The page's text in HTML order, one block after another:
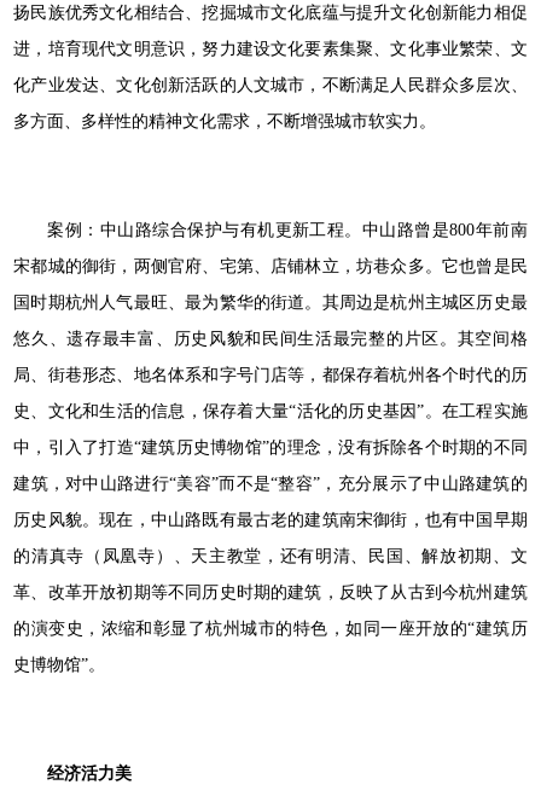
扬民族优秀文化相结合、挖掘城市文化底蕴与提升文化创新能力相促
进，培育现代文明意识，努力建设文化要素集聚、文化事业繁荣、文
化产业发达、文化创新活跃的人文城市，不断满足人民群众多层次、
多方面、多样性的精神文化需求，不断增强城市软实力。
案例：中山路综合保护与有机更新工程。中山路曾是800年前南
宋都城的御街，两侧官府、宅第、店铺林立，坊巷众多。它也曾是民
国时期杭州人气最旺、最为繁华的街道。其周边是杭州主城区历史最
悠久、遗存最丰富、历史风貌和民间生活最完整的片区。其空间格
局、街巷形态、地名体系和字号门店等，都保存着杭州各个时代的历
史、文化和生活的信息，保存着大量“活化的历史基因”。在工程实施
中，引入了打造“建筑历史博物馆”的理念，没有拆除各个时期的不同
建筑，对中山路进行“美容”而不是“整容”，充分展示了中山路建筑的
历史风貌。现在，中山路既有最古老的建筑南宋御街，也有中国早期
的清真寺（凤凰寺）、天主教堂，还有明清、民国、解放初期、文
革、改革开放初期等不同历史时期的建筑，反映了从古到今杭州建筑
的演变史，浓缩和彰显了杭州城市的特色，如同一座开放的“建筑历
史博物馆”。
经济活力美